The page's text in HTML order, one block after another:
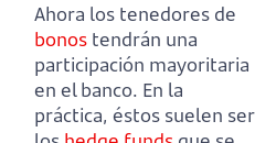
Ahora los tenedores de
bonos tendrán una
participación mayoritaria
en el banco. En la
práctica, éstos suelen ser